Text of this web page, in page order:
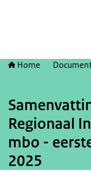
Home
Regionaal
mbo -
2025